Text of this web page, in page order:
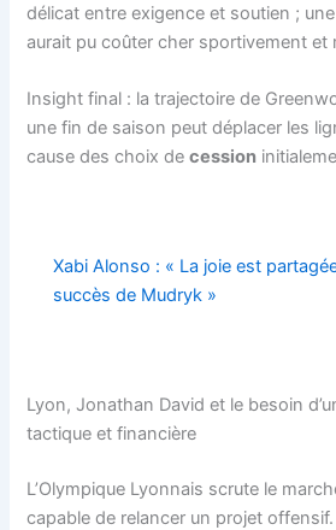
délicat entre exigence et soutien ;
aurait pu coûter cher sportivement et
Insight final : la trajectoire de
une fin de saison peut déplacer les
cause des choix decession
Xabi Alonso : « La joie est
succès de Mudryk »
Lyon, Jonathan David et le besoin
tactique et financière
L’Olympique Lyonnais scrute le
capable de relancer un projet